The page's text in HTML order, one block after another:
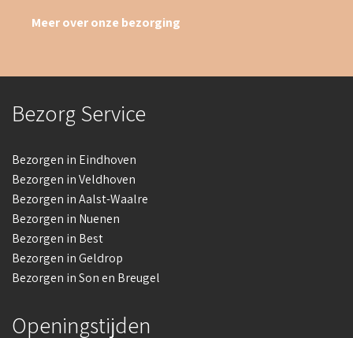
Meer over onze bezorging
Bezorg Service
Bezorgen in Eindhoven
Bezorgen in Veldhoven
Bezorgen in Aalst-Waalre
Bezorgen in Nuenen
Bezorgen in Best
Bezorgen in Geldrop
Bezorgen in Son en Breugel
Openingstijden